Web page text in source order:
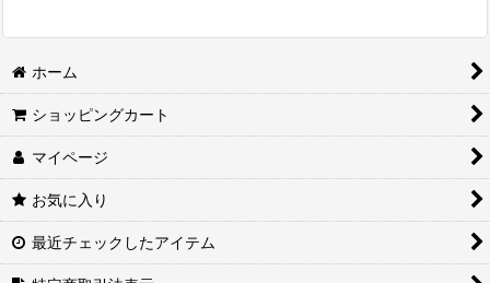
ホーム
ショッピングカート
マイページ
お気に入り
最近チェックしたアイテム